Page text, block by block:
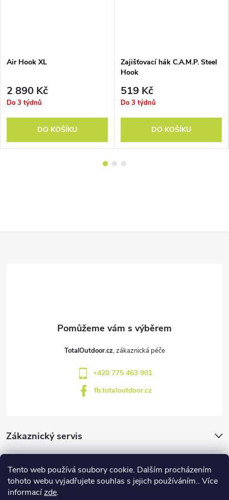
Tento web používá soubory cookie. Dalším procházením
tohoto webu vyjadřujete souhlas s jejich používáním.. Více
informacízde.
Air Hook XL
2 890 Kč
Do 3 týdnů
DO KOŠÍKU
Zajišťovací hák C.A.M.P. Steel
Hook
519 Kč
Do 3 týdnů
DO KOŠÍKU
Zákaznický servis
Značky
Blog
TotalOutdoor.cz
+420 775 463 901
fb.totaloutdoor.cz